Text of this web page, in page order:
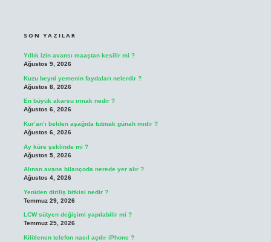
SON YAZILAR
Yıllık izin avansı maaştan kesilir mi ?
Ağustos 9, 2026
Kuzu beyni yemenin faydaları nelerdir ?
Ağustos 8, 2026
En büyük akarsu ırmak nedir ?
Ağustos 6, 2026
Kur’an’ı belden aşağıda tutmak günah mıdır ?
Ağustos 6, 2026
Ay küre şeklinde mi ?
Ağustos 5, 2026
Alınan avans bilançoda nerede yer alır ?
Ağustos 4, 2026
Yeniden diriliş bitkisi nedir ?
Temmuz 29, 2026
LCW sütyen değişimi yapılabilir mi ?
Temmuz 25, 2026
Kilitlenen telefon nasıl açılır iPhone ?